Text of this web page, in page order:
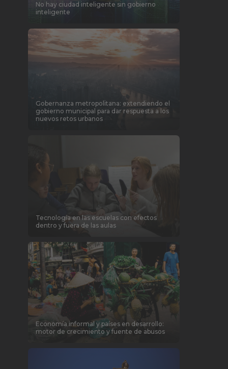
No hay ciudad inteligente sin gobierno
inteligente
Gobernanza metropolitana: extendiendo el
gobierno municipal para dar respuesta a los
nuevos retos urbanos
Tecnología en las escuelas con efectos
dentro y fuera de las aulas
Economía informal y países en desarrollo:
motor de crecimiento y fuente de abusos